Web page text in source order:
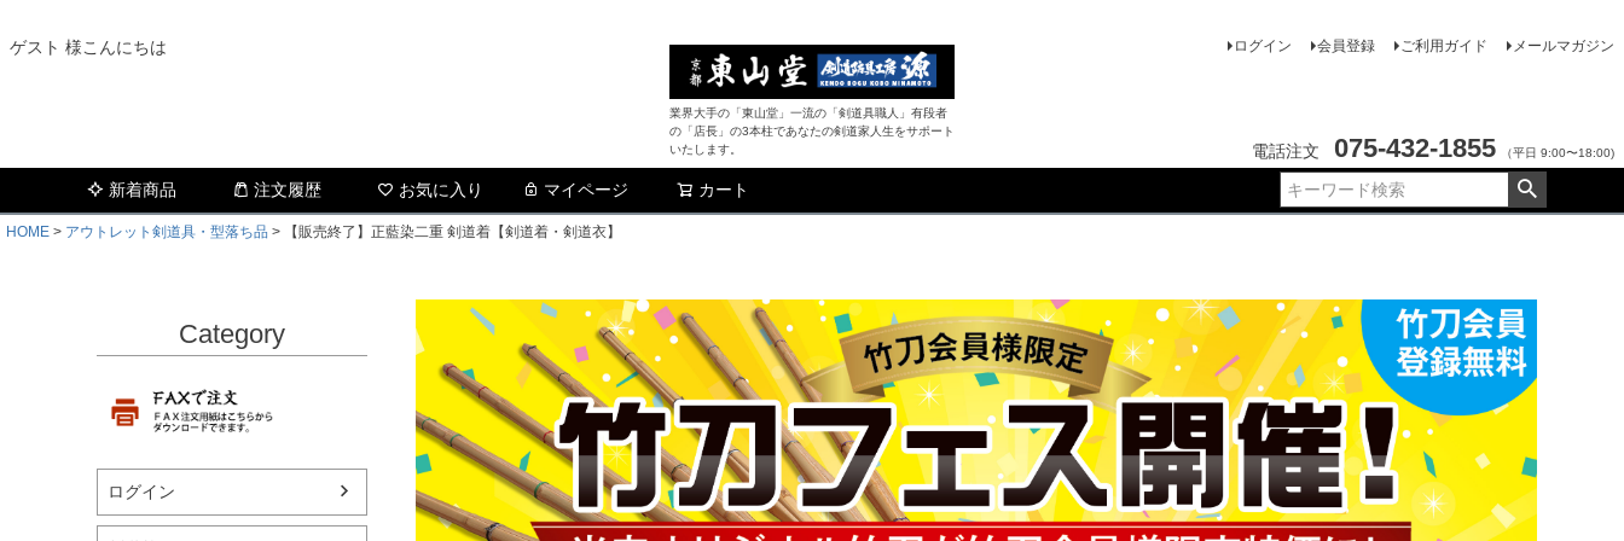
ゲスト 様こんにちは
業界大手の「東山堂」一流の「剣道具職人」有段者
の「店長」の3本柱であなたの剣道家人生をサポート
いたします。
ログイン 会員登録 ご利用ガイド メールマガジン
電話注文 075-432-1855 （平日 9:00〜18:00)
新着商品 注文履歴 お気に入り マイページ カート
HOME アウトレット剣道具・型落ち品 【販売終了】正藍染二重 剣道着【剣道着・剣道衣】
Category
ログイン